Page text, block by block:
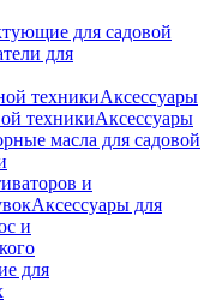
для садовой
для
техникиАксессуары
техникиАксессуары
масла для садовой
и
Аксессуары для
и
для